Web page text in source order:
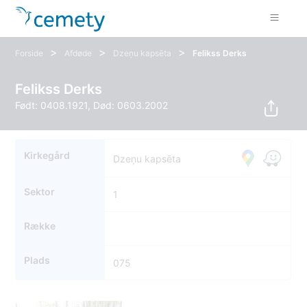
Forside > Afdøde > Dzeņu kapsēta > Felikss Derks
Felikss Derks
Født: 0408.1921, Død: 0603.2002
Kirkegård Dzeņu kapsēta
Sektor 1
Række
Plads 075